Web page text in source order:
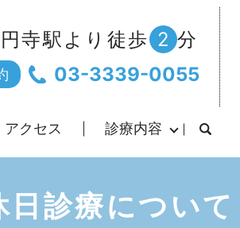
寺駅より徒歩 2 分
03-3339-0055
アクセス 診療内容
日診療について